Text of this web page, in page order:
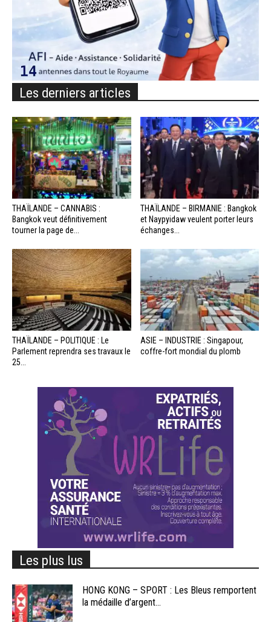
Les derniers articles
THAÏLANDE – CANNABIS :
Bangkok veut définitivement
tourner la page de...
THAÏLANDE – BIRMANIE : Bangkok
et Naypyidaw veulent porter leurs
échanges...
THAÏLANDE – POLITIQUE : Le
Parlement reprendra ses travaux le
25...
ASIE – INDUSTRIE : Singapour,
coffre-fort mondial du plomb
Les plus lus
HONG KONG – SPORT : Les Bleus remportent
la médaille d’argent...